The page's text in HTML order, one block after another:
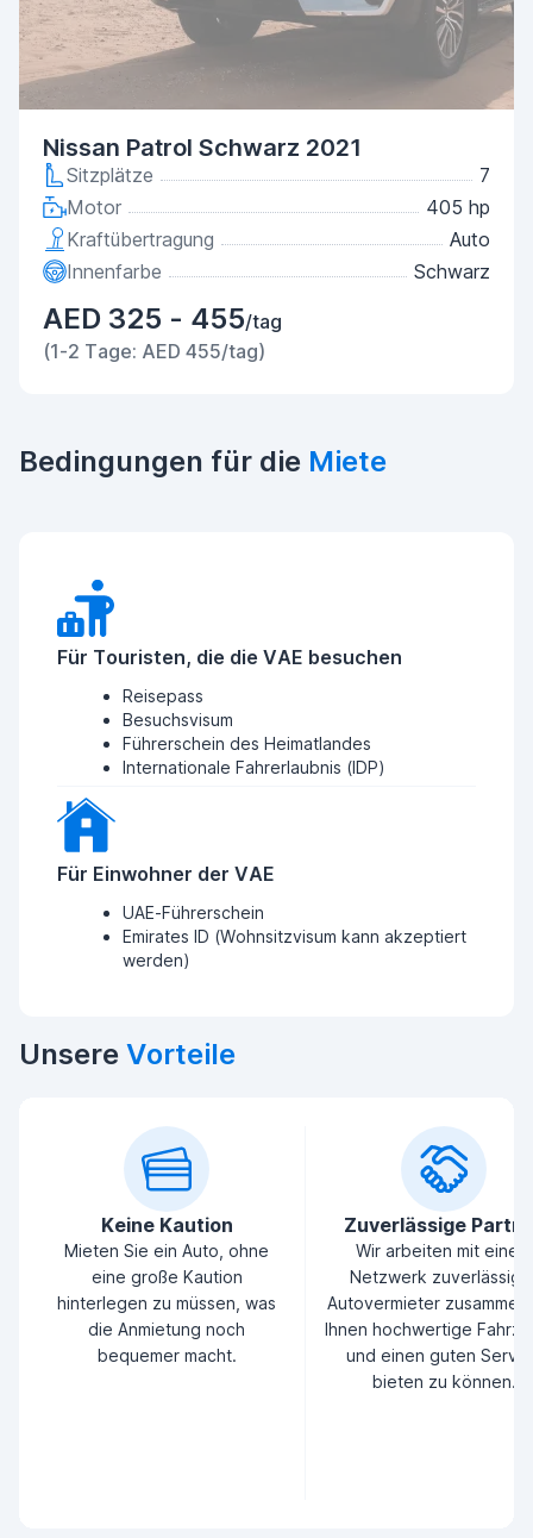
Nissan Patrol Schwarz 2021
Sitzplätze
7
Motor
405 hp
Kraftübertragung
Auto
Innenfarbe
Schwarz
AED 325 - 455/tag
(1-2 Tage: AED 455/tag)
Bedingungen für die Miete
Für Touristen, die die VAE besuchen
Reisepass
Besuchsvisum
Führerschein des Heimatlandes
Internationale Fahrerlaubnis (IDP)
Für Einwohner der VAE
UAE-Führerschein
Emirates ID (Wohnsitzvisum kann akzeptiert
werden)
Unsere Vorteile
Keine Kaution
Mieten Sie ein Auto, ohne
eine große Kaution
hinterlegen zu müssen, was
die Anmietung noch
bequemer macht.
Zuverlässige
Wir arbeiten mit einem
Netzwerk
Autovermieter
Ihnen hochwertige
und einen guten
bieten zu können.